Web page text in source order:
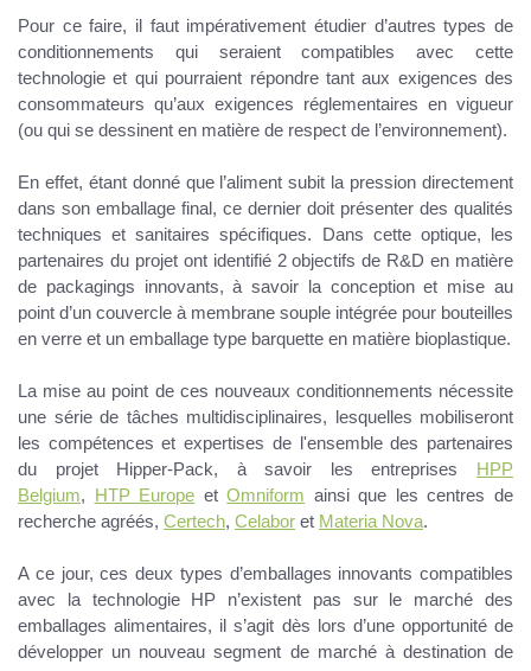
Pour ce faire, il faut impérativement étudier d’autres types de
conditionnements qui seraient compatibles avec cette
technologie et qui pourraient répondre tant aux exigences des
consommateurs qu’aux exigences réglementaires en vigueur
(ou qui se dessinent en matière de respect de l’environnement).
En effet, étant donné que l’aliment subit la pression directement
dans son emballage final, ce dernier doit présenter des qualités
techniques et sanitaires spécifiques. Dans cette optique, les
partenaires du projet ont identifié 2 objectifs de R&D en matière
de packagings innovants, à savoir la conception et mise au
point d’un couvercle à membrane souple intégrée pour bouteilles
en verre et un emballage type barquette en matière bioplastique.
La mise au point de ces nouveaux conditionnements nécessite
une série de tâches multidisciplinaires, lesquelles mobiliseront
les compétences et expertises de l'ensemble des partenaires
du projet Hipper-Pack, à savoir les entreprises HPP
Belgium, HTP Europe etOmniform ainsi que les centres de
recherche agréés, Certech, Celabor et Materia Nova.
A ce jour, ces deux types d’emballages innovants compatibles
avec la technologie HP n’existent pas sur le marché des
emballages alimentaires, il s’agit dès lors d’une opportunité de
développer un nouveau segment de marchéà destination de